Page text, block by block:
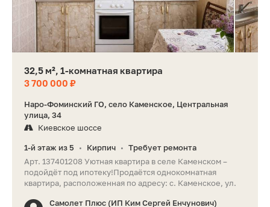
32,5 м², 1-комнатная квартира
3 700 000 ₽
Наро-Фоминский ГО, село Каменское, Центральная
улица, 34
Киевское шоссе
1-й этаж из 5 • Кирпич • Требует ремонта
Арт. 137401208 Уютная квартира в селе Каменском –
подойдёт под ипотеку!Продаётся однокомнатная
квартира, расположенная по адресу: с. Каменское, ул.
Самолет Плюс (ИП Ким Сергей Енчунович)